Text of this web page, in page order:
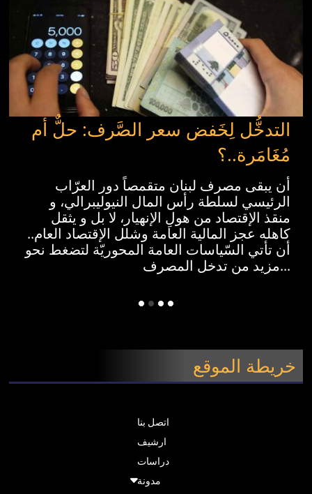
التدخُّل لِخَفض
أن يبقى مصرف
الرئيسي لسلطة رأس
منقذ الإقتصاد من
كاهله عجز المالية
أن تأتي السّياسات
كسائر الناس” ـ كتب
النَّاس الذين لا رجاء لَهم..
لا يعفينا من الأزمات بل
آخر.. لا نَضيعَنَّ في ازدحامٍ
تلك حكاية من أتوا إلى
خريطة الموقع
اتصل بنا
ارشيف
دراسات
مدونة